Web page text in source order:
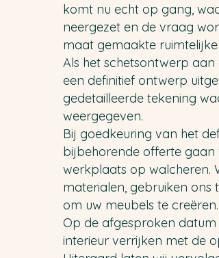
komt nu echt op gang,
neergezet en de vraag
maat gemaakte ruimtelijke
Als het schetsontwerp
een definitief ontwerp
gedetailleerde tekening
weergegeven.
Bij goedkeuring van het
bijbehorende offerte gaan
werkplaats op walcheren.
materialen, gebruiken
om uw meubels te creëren.
Op de afgesproken
interieur verrijken met de